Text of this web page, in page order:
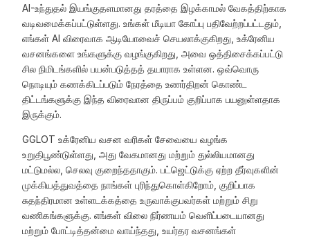
AI-உந்துதல் இயங்குதளமானது தரத்தை இழக்காமல் வேகத்திற்காக
வடிவமைக்கப்பட்டுள்ளது. உங்கள் மீடியா கோப்பு பதிவேற்றப்பட்டதும்,
எங்கள் AI விரைவாக ஆடியோவைச் செயலாக்குகிறது, உக்ரேனிய
வசனங்களை உங்களுக்கு வழங்குகிறது, அவை ஒத்திசைக்கப்பட்டு
சில நிமிடங்களில் பயன்படுத்தத் தயாராக உள்ளன. ஒவ்வொரு
நொடியும் கணக்கிடப்படும் நேரத்தை உணர்திறன் கொண்ட
திட்டங்களுக்கு இந்த விரைவான திருப்பம் குறிப்பாக பயனுள்ளதாக
இருக்கும்.
GGLOT உக்ரேனிய வசன வரிகள் சேவையை வழங்க
உறுதிபூண்டுள்ளது, அது வேகமானது மற்றும் துல்லியமானது
மட்டுமல்ல, செலவு குறைந்ததாகும். பட்ஜெட்டுக்கு ஏற்ற தீர்வுகளின்
முக்கியத்துவத்தை நாங்கள் புரிந்துகொள்கிறோம், குறிப்பாக
சுதந்திரமான உள்ளடக்கத்தை உருவாக்குபவர்கள் மற்றும் சிறு
வணிகங்களுக்கு. எங்கள் விலை நிர்ணயம் வெளிப்படையானது
மற்றும் போட்டித்தன்மை வாய்ந்தது, உயர்தர வசனங்கள்